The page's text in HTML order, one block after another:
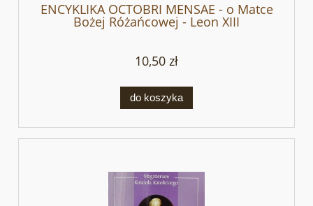
ENCYKLIKA OCTOBRI MENSAE - o Matce
Bożej Różańcowej - Leon XIII
10,50 zł
do koszyka